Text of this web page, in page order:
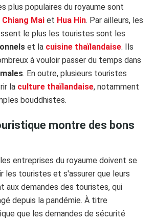
plus populaires du royaume sont
Chiang Mai et Hua Hin. Par ailleurs, les
le plus les touristes sont les
et la cuisine thaïlandaise. Ils
à vouloir passer du temps dans
. En outre, plusieurs touristes
la culture thaïlandaise, notamment
bouddhistes.
montre des bons
entreprises du royaume doivent se
les touristes et s'assurer que leurs
aux demandes des touristes, qui
depuis la pandémie. À titre
que les demandes de sécurité